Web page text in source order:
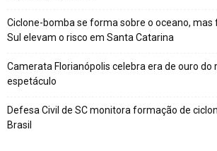
Ciclone-bomba se forma sobre o oceano,
Sul elevam o risco em Santa Catarina
Camerata Florianópolis celebra era de ouro do
espetáculo
Defesa Civil de SC monitora formação de
Brasil